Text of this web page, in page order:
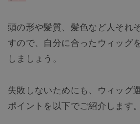
頭の形や髪質、髪色など人それ
すので、自分に合ったウィッグ
しましょう。
失敗しないためにも、ウィッグ
ポイントを以下でご紹介します。